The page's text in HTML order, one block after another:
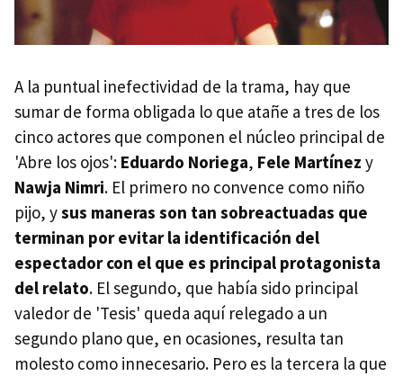
A la puntual inefectividad de la trama, hay que
sumar de forma obligada lo que atañe a tres de los
cinco actores que componen el núcleo principal de
'Abre los ojos': Eduardo Noriega, Fele Martínez y
Nawja Nimri. El primero no convence como niño
pijo, ysus maneras son tan sobreactuadas que
terminan por evitar la identificación del
espectador con el que es principal protagonista
del relato. El segundo, que había sido principal
valedor de 'Tesis' queda aquí relegado a un
segundo plano que, en ocasiones, resulta tan
molesto como innecesario. Pero es la tercera la que